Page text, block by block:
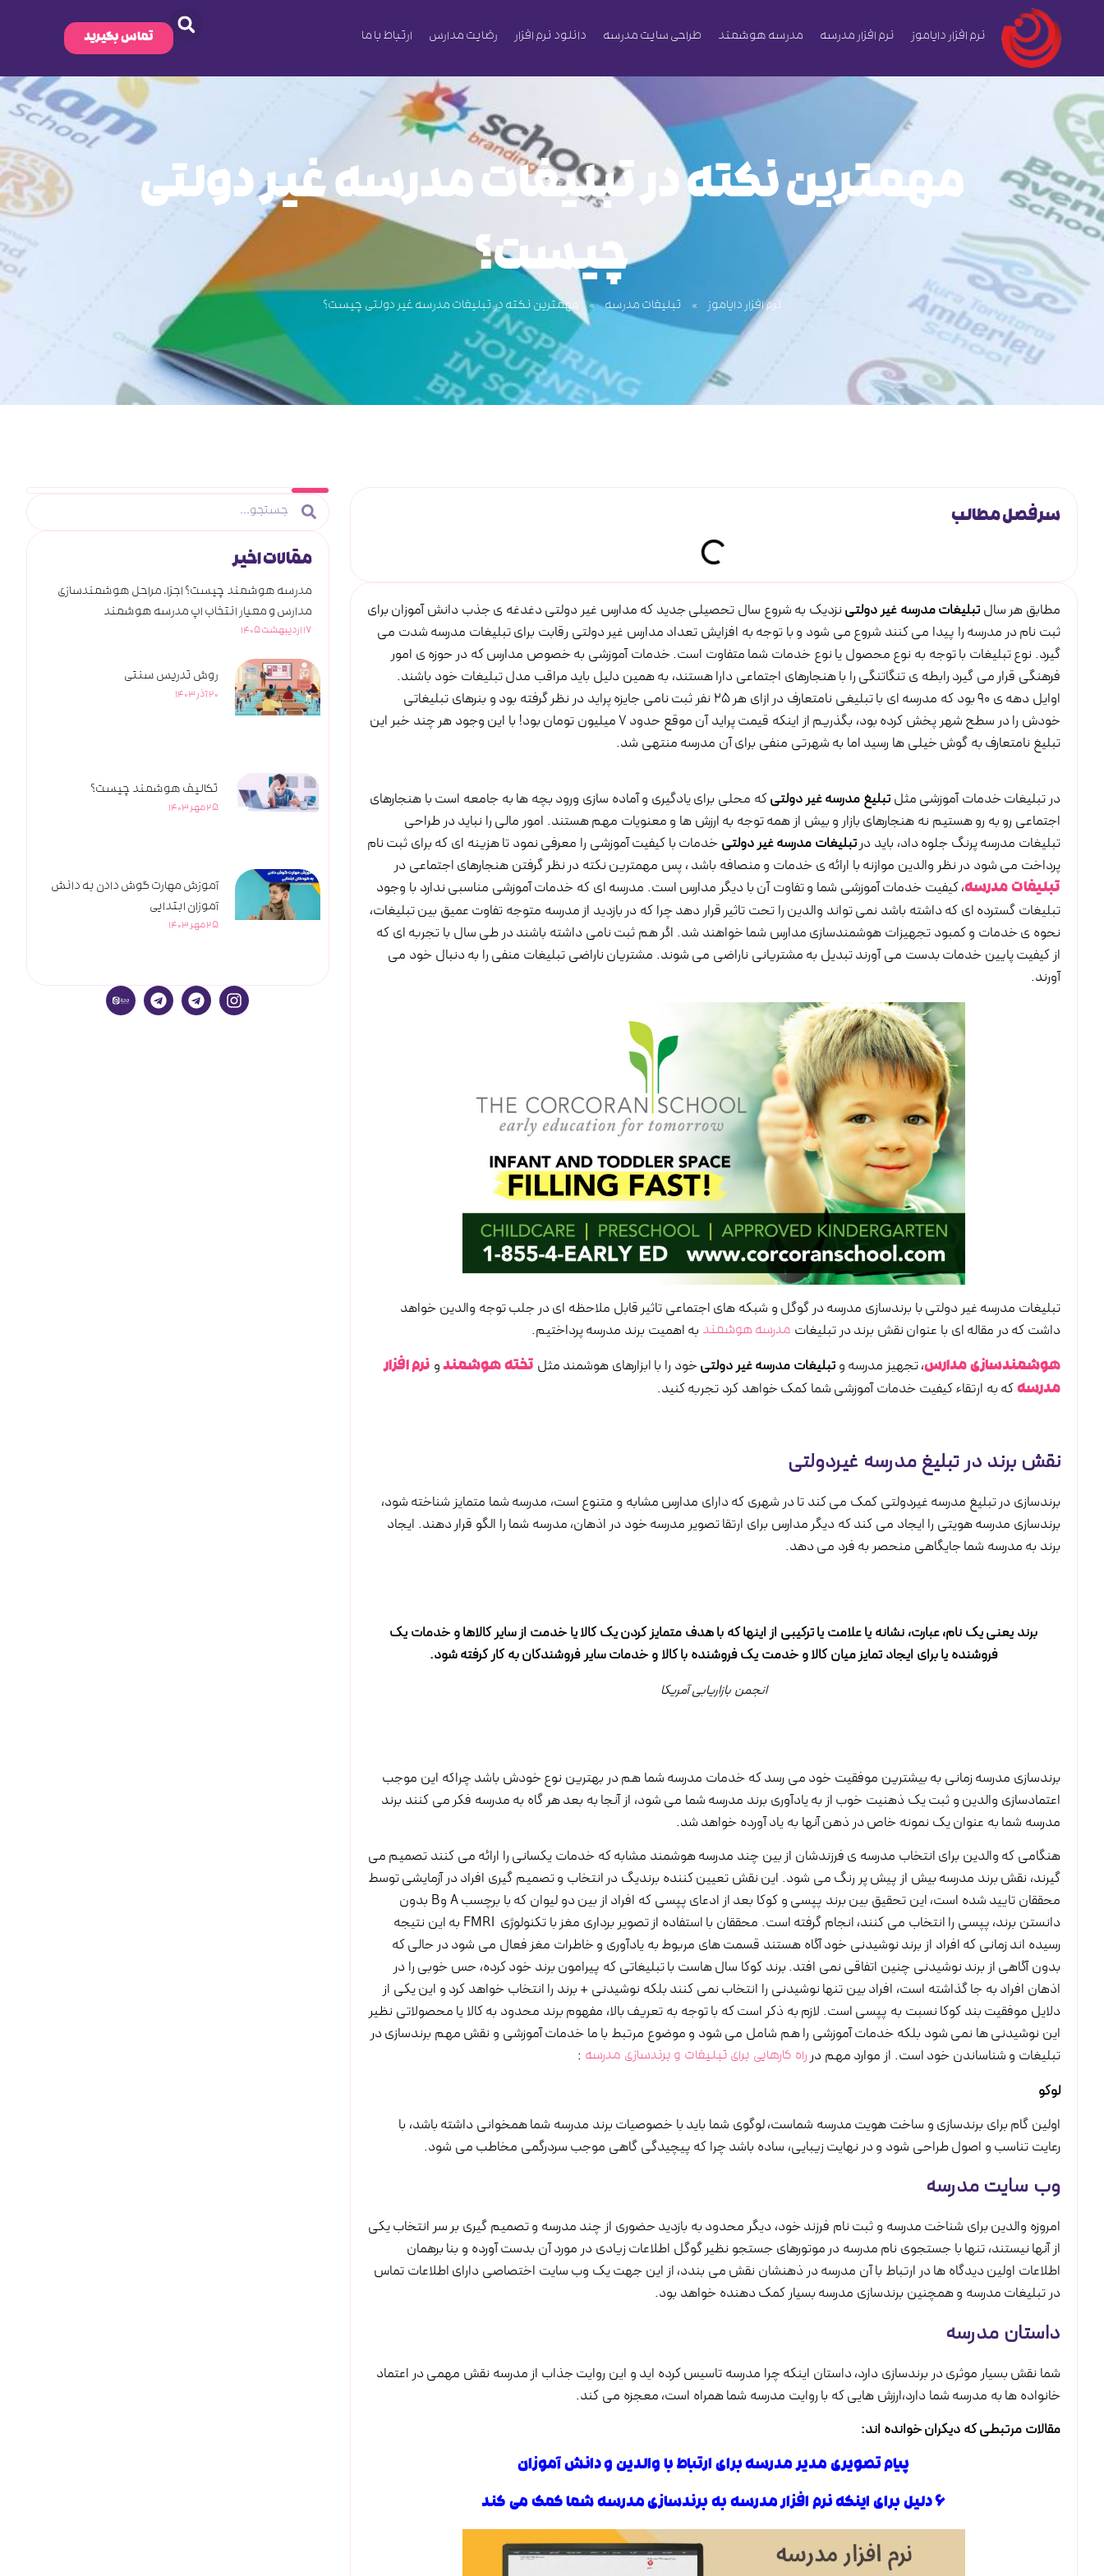
نرم افزار دایاموز نرم افزار مدرسه مدرسه هوشمند طراحی سایت مدرسه دانلود نرم افزار رضایت مدارس ارتباط با ما تماس بگیرید
مهمترین نکته در تبلیغات مدرسه غیر دولتی
چیست؟
نرم افزار دایاموز » تبلیغات مدرسه » مهمترین نکته در تبلیغات مدرسه غیر دولتی چیست؟
سرفصل مطالب
مطابق هر سالتبلیغات مدرسه غیر دولتینزدیک به شروع سال تحصیلی جدید که مدارس غیر دولتی دغدغه ی جذب دانش آموزان برای
ثبت نام در مدرسه را پیدا می کنند شروع می شود و با توجه به افزایش تعداد مدارس غیر دولتی رقابت برای تبلیغات مدرسه شدت می
گیرد. نوع تبلیغات با توجه به نوع محصول یا نوع خدمات شما متفاوت است. خدمات آموزشی به خصوص مدارس که در حوزه ی امور
فرهنگی قرار می گیرد رابطه ی تنگاتنگی را با هنجارهای اجتماعی دارا هستند، به همین دلیل باید مراقب مدل تبلیغات خود باشند.
اوایل دهه ی 90 بود که مدرسه ای با تبلیغی نامتعارف در ازای هر 25 نفر ثبت نامی جایزه پراید در نظر گرفته بود و بنرهای تبلیغاتی
خودش را در سطح شهر پخش کرده بود، بگذریم از اینکه قیمت پراید آن موقع حدود 7 میلیون تومان بود! با این وجود هر چند خبر این
تبلیغ نامتعارف به گوش خیلی ها رسید اما به شهرتی منفی برای آن مدرسه منتهی شد.
در تبلیغات خدمات آموزشی مثلتبلیغ مدرسه غیر دولتیکه محلی برای یادگیری و آماده سازی ورود بچه ها به جامعه است با هنجارهای
اجتماعی رو به رو هستیم نه هنجارهای بازار و بیش از همه توجه به ارزش ها و معنویات مهم هستند. امور مالی را نباید در طراحی
تبلیغات مدرسه پرنگ جلوه داد، باید درتبلیغات مدرسه غیر دولتیخدمات با کیفیت آموزشی را معرفی نمود تا هزینه ای که برای ثبت نام
پرداخت می شود در نظر والدین موازنه با ارائه ی خدمات و منصافه باشد ، پس مهمترین نکته در نظر گرفتن هنجارهای اجتماعی در
تبلیغات مدرسه، کیفیت خدمات آموزشی شما و تفاوت آن با دیگر مدارس است. مدرسه ای که خدمات آموزشی مناسبی ندارد با وجود
تبلیغات گسترده ای که داشته باشد نمی تواند والدین را تحت تاثیر قرار دهد چرا که در بازدید از مدرسه متوجه تفاوت عمیق بین تبلیغات،
نحوه ی خدمات و کمبود تجهیزات هوشمندسازی مدارس شما خواهند شد. اگر هم ثبت نامی داشته باشند در طی سال با تجربه ای که
از کیفیت پایین خدمات بدست می آورند تبدیل به مشتریانی ناراضی می شوند. مشتریان ناراضی تبلیغات منفی را به دنبال خود می
آورند.
تبلیغات مدرسه غیر دولتی با برندسازی مدرسه در گوگل و شبکه های اجتماعی تاثیر قابل ملاحظه ای در جلب توجه والدین خواهد
داشت که در مقاله ای با عنوان نقش برند در تبلیغات مدرسه هوشمند به اهمیت برند مدرسه پرداختیم.
هوشمندسازی مدارس، تجهیز مدرسه وتبلیغات مدرسه غیر دولتیخود را با ابزارهای هوشمند مثل تخته هوشمندو نرم افزار
مدرسهکه به ارتقاء کیفیت خدمات آموزشی شما کمک خواهد کرد تجربه کنید.
نقش برند در تبلیغ مدرسه غیردولتی
برندسازی در تبلیغ مدرسه غیردولتی کمک می کند تا در شهری که دارای مدارس مشابه و متنوع است، مدرسه شما متمایز شناخته شود،
برندسازی مدرسه هویتی را ایجاد می کند که دیگر مدارس برای ارتقا تصویر مدرسه خود در اذهان، مدرسه شما را الگو قرار دهند. ایجاد
برند به مدرسه شما جایگاهی منحصر به فرد می دهد.
برند یعنی یک نام، عبارت، نشانه یا علامت یا ترکیبی از اینها که با هدف متمایز کردن یک کالا یا خدمت از سایر کالاها و خدمات یک
فروشنده یا برای ایجاد تمایز میان کالا و خدمت یک فروشنده با کالا و خدمات سایر فروشندگان به کار گرفته شود.
انجمن بازاریابی آمریکا
برندسازی مدرسه زمانی به بیشترین موفقیت خود می رسد که خدمات مدرسه شما هم در بهترین نوع خودش باشد چراکه این موجب
اعتمادسازی والدین و ثبت یک ذهنیت خوب از به یادآوری برند مدرسه شما می شود، از آنجا به بعد هر گاه به مدرسه فکر می کنند برند
مدرسه شما به عنوان یک نمونه خاص در ذهن آنها به یاد آورده خواهد شد.
هنگامی که والدین برای انتخاب مدرسه ی فرزندشان از بین چند مدرسه هوشمند مشابه که خدمات یکسانی را ارائه می کنند تصمیم می
گیرند، نقش برند مدرسه بیش از پیش پر رنگ می شود. این نقش تعیین کننده برندیگ در انتخاب و تصمیم گیری افراد در آزمایشی توسط
محققان تایید شده است، این تحقیق بین برند پپسی و کوکا بعد از ادعای پپسی که افراد از بین دو لیوان که با برچسب A وB بدون
دانستن برند، پپسی را انتخاب می کنند، انجام گرفته است. محققان با استفاده از تصویر برداری مغز با تکنولوژی FMRI به این نتیجه
رسیده اند زمانی که افراد از برند نوشیدنی خود آگاه هستند قسمت های مربوط به یادآوری و خاطرات مغز فعال می شود در حالی که
بدون آگاهی از برند نوشیدنی چنین اتفاقی نمی افتد. برند کوکا سال هاست با تبلیغاتی که پیرامون برند خود کرده، حس خوبی را در
اذهان افراد به جا گذاشته است، افراد بین تنها نوشیدنی را انتخاب نمی کنند بلکه نوشیدنی + برند را انتخاب خواهد کرد و این یکی از
دلایل موفقیت بند کوکا نسبت به پپسی است. لازم به ذکر است که با توجه به تعریف بالا، مفهوم برند محدود به کالا یا محصولاتی نظیر
این نوشیدنی ها نمی شود بلکه خدمات آموزشی را هم شامل می شود و موضوع مرتبط با ما خدمات آموزشی و نقش مهم برندسازی در
تبلیغات و شناساندن خود است. از موارد مهم درراه کارهایی برای تبلیغات و برندسازی مدرسه :
لوگو
اولین گام برای برندسازی و ساخت هویت مدرسه شماست، لوگوی شما باید با خصوصیات برند مدرسه شما همخوانی داشته باشد، با
رعایت تناسب و اصول طراحی شود و در نهایت زیبایی، ساده باشد چرا که پیچیدگی گاهی موجب سردرگمی مخاطب می شود.
وب سایت مدرسه
امروزه والدین برای شناخت مدرسه و ثبت نام فرزند خود، دیگر محدود به بازدید حضوری از چند مدرسه و تصمیم گیری بر سر انتخاب یکی
از آنها نیستند، تنها با جستجوی نام مدرسه در موتورهای جستجو نظیر گوگل اطلاعات زیادی در مورد آن بدست آورده و بنا برهمان
اطلاعات اولین دیدگاه ها در ارتباط با آن مدرسه در ذهنشان نقش می بندد، از این جهت یک وب سایت اختصاصی دارای اطلاعات تماس
در تبلیغات مدرسه و همچنین برندسازی مدرسه بسیار کمک دهنده خواهد بود.
داستان مدرسه
شما نقش بسیار موثری در برندسازی دارد، داستان اینکه چرا مدرسه تاسیس کرده اید و این روایت جذاب از مدرسه نقش مهمی در اعتماد
خانواده ها به مدرسه شما دارد،ارزش هایی که با روایت مدرسه شما همراه است، معجزه می کند.
مقالات مرتبطی که دیگران خوانده اند:
پیام تصویری مدیر مدرسه برای ارتباط با والدین و دانش آموزان
6 دلیل برای اینکه نرم افزار مدرسه به برندسازی مدرسه شما کمک می کند
مقالات اخیر
مدرسه هوشمند چیست؟ اجزا، مراحل هوشمندسازی
مدارس و معیار انتخاب اپ مدرسه هوشمند
17 اردیبهشت 1405
روش تدریس سنتی
20 آذر 1403
تکالیف هوشمند چیست؟
25 مهر 1403
آموزش مهارت گوش دادن به دانش
آموزان ابتدایی
25 مهر 1403